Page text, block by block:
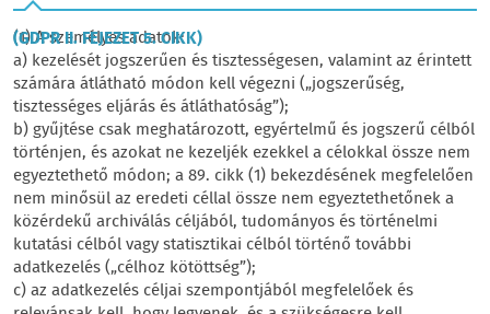
(GDPR II. FEJEZET 5. CIKK)
(1) A személyes adatok:
a) kezelését jogszerűen és tisztességesen, valamint az érintett
számára átlátható módon kell végezni („jogszerűség,
tisztességes eljárás és átláthatóság”);
b) gyűjtése csak meghatározott, egyértelmű és jogszerű célból
történjen, és azokat ne kezeljék ezekkel a célokkal össze nem
egyeztethető módon; a 89. cikk (1) bekezdésének megfelelően
nem minősül az eredeti céllal össze nem egyeztethetőnek a
közérdekű archiválás céljából, tudományos és történelmi
kutatási célból vagy statisztikai célból történő további
adatkezelés („célhoz kötöttség”);
c) az adatkezelés céljai szempontjából megfelelőek és